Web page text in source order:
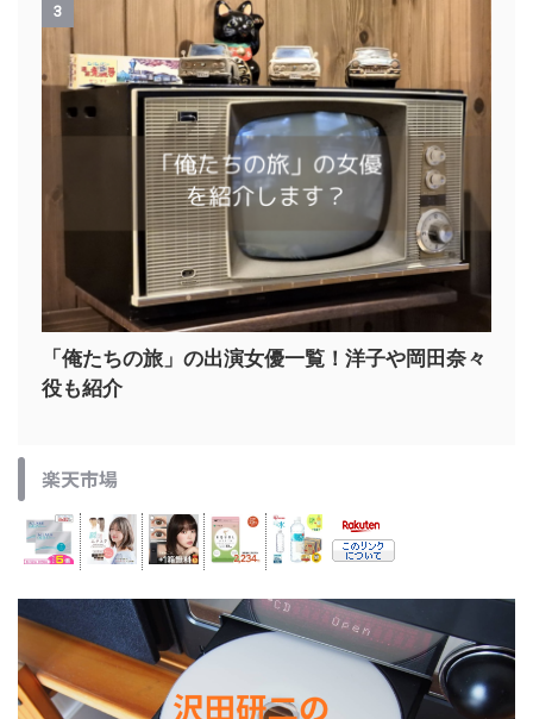
3
「俺たちの旅」の出演女優一覧！洋子や岡田奈々
役も紹介
楽天市場